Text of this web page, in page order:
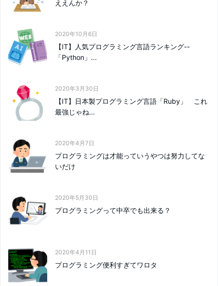
ええんか？
2020年10月6日
【IT】人気プログラミング言語ランキング--
「Python」...
2020年3月30日
【IT】日本製プログラミング言語「Ruby」 これ
最強じゃね...
2020年4月7日
プログラミングは才能っていうやつは努力してな
いだけ
2020年5月30日
プログラミングって中卒でも出来る？
2020年4月11日
プログラミング便利すぎてワロタ